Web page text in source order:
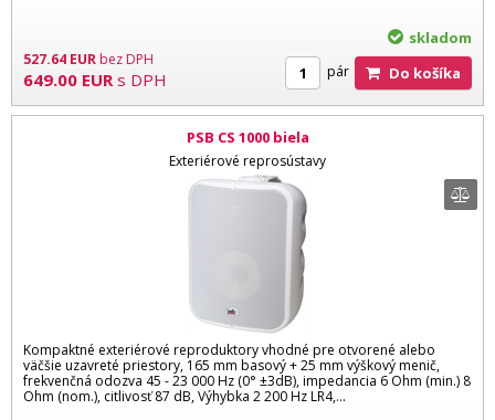
527.64 EURbez DPH
649.00 EUR s DPH
skladom
pár Do košíka
PSB CS 1000 biela
Exteriérové reprosústavy
Kompaktné exteriérové reproduktory vhodné pre otvorené alebo
väčšie uzavreté priestory, 165 mm basový + 25 mm výškový menič,
frekvenčná odozva 45 - 23 000 Hz (0° ±3dB), impedancia 6 Ohm (min.) 8
Ohm (nom.), citlivosť 87 dB, Výhybka 2 200 Hz LR4,...